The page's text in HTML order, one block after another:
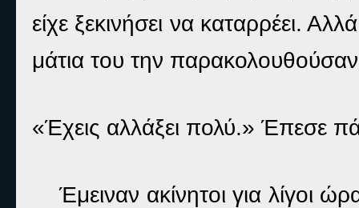
είχε ξεκινήσει να καταρρέει.
μάτια του την
«Έχεις αλλάξει πολύ.» Έπεσε
Έμειναν ακίνητοι για λίγοι